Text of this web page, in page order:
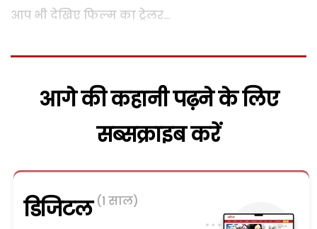
आप भी देखिए फिल्म का ट्रेलर…
आगे की कहानी पढ़ने के लिए
सब्सक्राइब करें
डिजिटल (1 साल)